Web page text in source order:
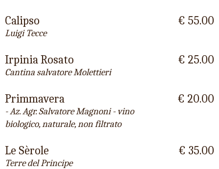
Calipso
Luigi Tecce
€ 55.00
Irpinia Rosato
Cantina salvatore Molettieri
€ 25.00
Primmavera
- Az. Agr. Salvatore Magnoni - vino
biologico, naturale, non filtrato
€ 20.00
Le Sèrole
Terre del Principe
€ 35.00